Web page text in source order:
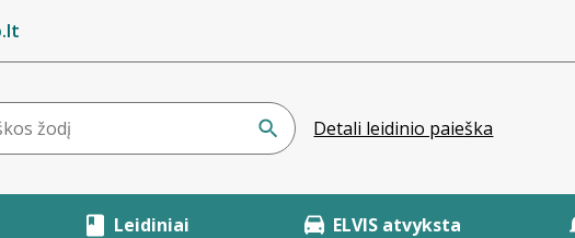
Detali leidinio paieška
Leidiniai ELVIS atvyksta